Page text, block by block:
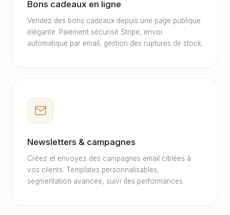
Bons cadeaux en ligne
Vendez des bons cadeaux depuis une page publique
élégante. Paiement sécurisé Stripe, envoi
automatique par email, gestion des ruptures de stock.
Newsletters & campagnes
Créez et envoyez des campagnes email ciblées à
vos clients. Templates personnalisables,
segmentation avancée, suivi des performances.